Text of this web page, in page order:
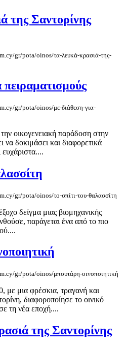
της Σαντορίνης
gr/pota/oinos/τα-λευκά-κρασιά-της-
gr/pota/oinos/με-διάθεση-για-
οικογενειακή παράδοση στην
δοκιμάσει και διαφορετικά
gr/pota/oinos/το-σπίτι-του-θαλασσίτη
δείγμα μιας βιομηχανικής
παράγεται ένα από το πιο
gr/pota/oinos/μπουτάρη-οινοποιητική
με μια φρέσκια, τραγανή και
διαφοροποίησε το οινικό
τη νέα εποχή....
της Σαντορίνης